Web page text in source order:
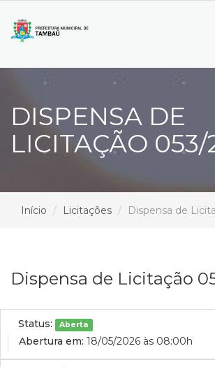
DISPENSA DE
LICITAÇÃO
Início Licitações Dispensa de
Dispensa de Licitação
Status: Aberta
Abertura em: 18/05/2026 às 08:00h